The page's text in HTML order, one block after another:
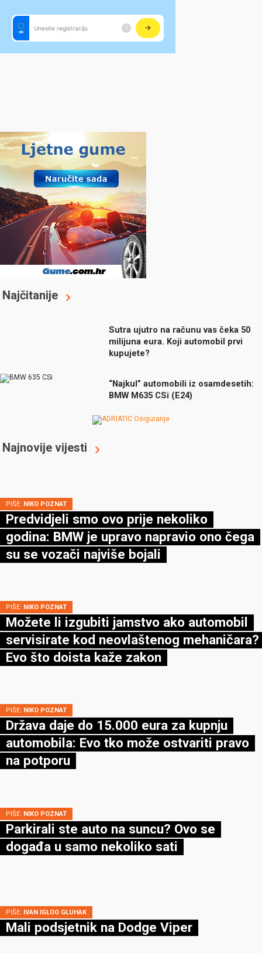
Najčitanije
Sutra ujutro na računu vas čeka 50
milijuna eura. Koji automobil prvi
kupujete?
“Najkul” automobili iz osamdesetih:
BMW M635 CSi (E24)
Najnovije vijesti
PIŠE: NIKO POZNAT
Predvidjeli smo ovo prije nekoliko
godina: BMW je upravo napravio ono čega
su se vozači najviše bojali
PIŠE: NIKO POZNAT
Možete li izgubiti jamstvo ako automobil
servisirate kod neovlaštenog mehaničara?
Evo što doista kaže zakon
PIŠE: NIKO POZNAT
Država daje do 15.000 eura za kupnju
automobila: Evo tko može ostvariti pravo
na potporu
PIŠE: NIKO POZNAT
Parkirali ste auto na suncu? Ovo se
događa u samo nekoliko sati
PIŠE: IVAN IGLOO GLUHAK
Mali podsjetnik na Dodge Viper